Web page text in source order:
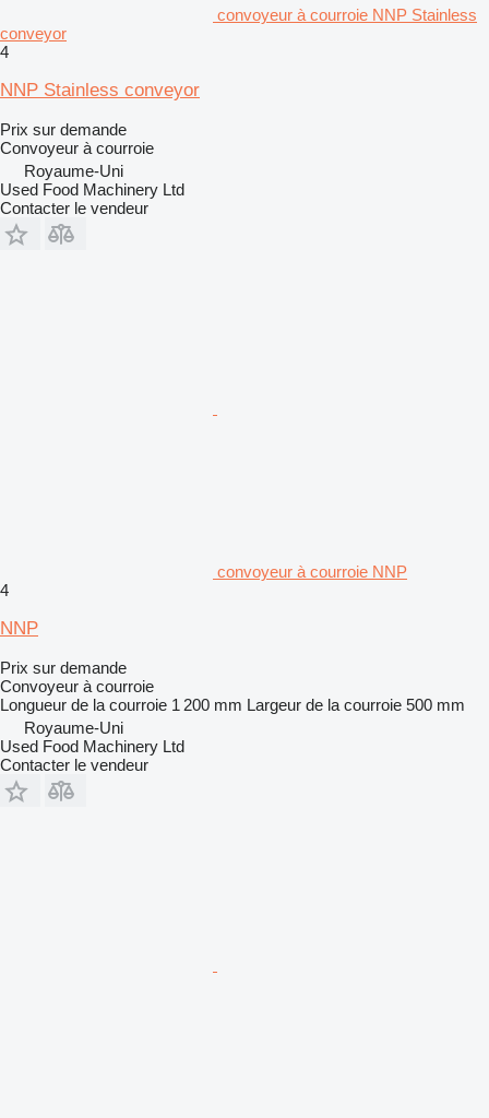
convoyeur à courroie NNP Stainless
conveyor
4
NNP Stainless conveyor
Prix sur demande
Convoyeur à courroie
Royaume-Uni
Used Food Machinery Ltd
Contacter le vendeur
convoyeur à courroie NNP
4
NNP
Prix sur demande
Convoyeur à courroie
Longueur de la courroie 1 200 mm Largeur de la courroie 500 mm
Royaume-Uni
Used Food Machinery Ltd
Contacter le vendeur